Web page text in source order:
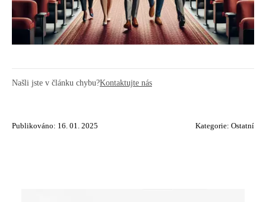
Našli jste v článku chybu?Kontaktujte nás
Publikováno: 16. 01. 2025 Kategorie: Ostatní